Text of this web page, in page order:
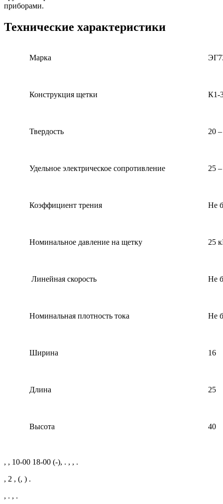
приборами.
Технические характеристики
Марка
Конструкция щетки К1-
Твердость 20 –
Удельное электрическое сопротивление 25 –
Коэффициент трения Не
Номинальное давление на щетку 25
Линейная скорость Не
Номинальная плотность тока Не
Ширина 16
Длина 25
Высота 40
, , 10-00 18-00 (-), . , , .
, 2 , (, ) .
, . , .